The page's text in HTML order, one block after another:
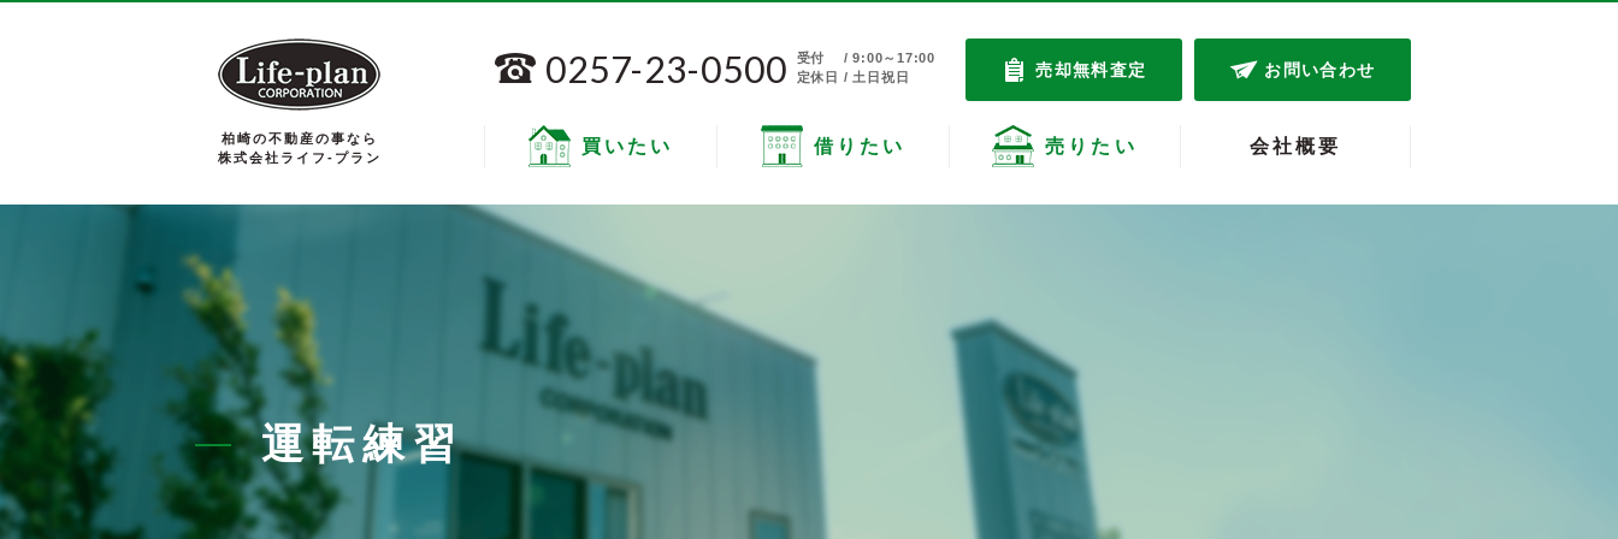
柏崎の不動産の事なら
株式会社ライフ-プラン
0257-23-0500 受付
/ 9:00～17:00
定休日 / 土日祝日
売却無料査定 お問い合わせ
買いたい 借りたい 売りたい 会社概要
運転練習